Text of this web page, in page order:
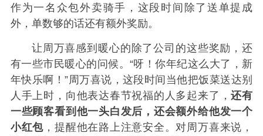
作为一名众包外卖骑手，这段时间除了送单提成
外，单数够的话还有额外奖励。
让周万喜感到暖心的除了公司的这些奖励，还
有一些市民暖心的问候。“呀！你年纪这么大了，新
年快乐啊！”周万喜说，这段时间当他把饭菜送达别
人手上时，向他表达春节祝福的人多起来了，还有
一些顾客看到他一头白发后，还会额外给他发一个
小红包 ，提醒他在路上注意安全。对周万喜来说，